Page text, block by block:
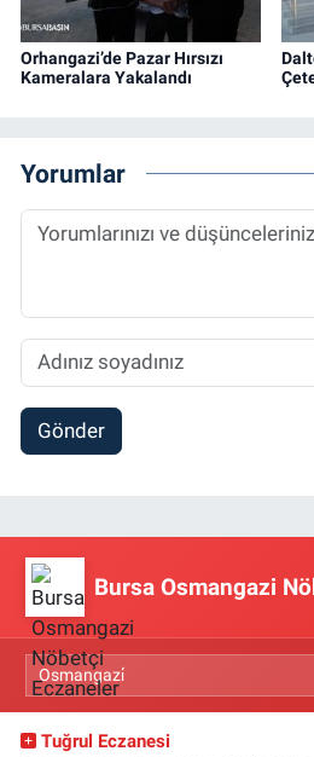
Orhangazi’de Pazar Hırsızı
Kameralara Yakalandı
Yorumlar
Gönder
Bursa Osmangazi
Tuğrul Eczanesi